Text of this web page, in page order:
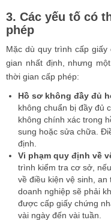
3. Các yếu tố có
phép
Mặc dù quy trình cấp
gian nhất định, nhưng
thời gian cấp phép:
Hồ sơ không đầy đủ
không chuẩn bị đầy đủ
không chính xác trong
sung hoặc sửa chữa.
định.
Vi phạm quy định về
trình kiểm tra cơ sở,
về điều kiện vệ sinh, an
doanh nghiệp sẽ phải
được cấp giấy chứng
vài ngày đến vài tuần.